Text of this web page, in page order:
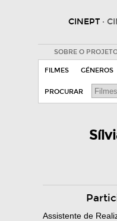
CINEPT ·
SOBRE O
FILMES GÉNEROS
PROCURAR
Assistente de